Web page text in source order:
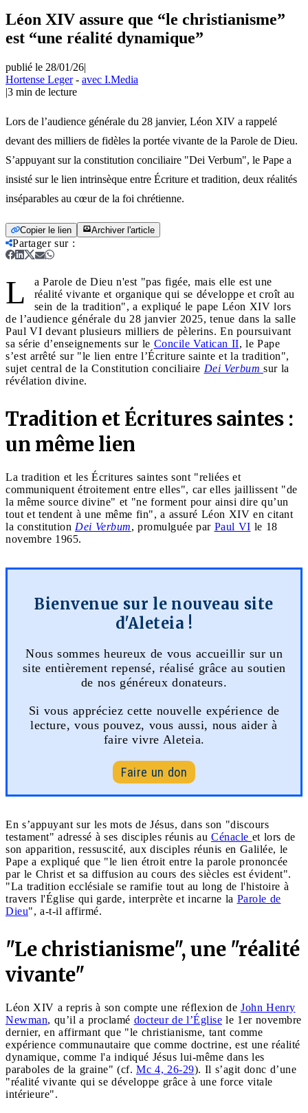
Léon XIV assure que “le christianisme”
est “une réalité dynamique”
publié le 28/01/26|
Hortense Leger- avec I.Media
|3 min de lecture
Lors de l’audience générale du 28 janvier, Léon XIV a rappelé
devant des milliers de fidèles la portée vivante de la Parole de Dieu.
S’appuyant sur la constitution conciliaire "Dei Verbum", le Pape a
insisté sur le lien intrinsèque entre Écriture et tradition, deux réalités
inséparables au cœur de la foi chrétienne.
Copier le lien Archiver l'article
Partager sur:
L
a Parole de Dieu n'est "pas figée, mais elle est une
réalité vivante et organique qui se développe et croît au
sein de la tradition", a expliqué le pape Léon XIV lors
de l’audience générale du 28 janvier 2025, tenue dans la salle
Paul VI devant plusieurs milliers de pèlerins. En poursuivant
sa série d’enseignements sur le Concile Vatican II, le Pape
s’est arrêté sur "le lien entre l’Écriture sainte et la tradition",
sujet central de la Constitution conciliaire Dei Verbum sur la
révélation divine.
Tradition et Écritures saintes :
un même lien
La tradition et les Écritures saintes sont "reliées et
communiquent étroitement entre elles", car elles jaillissent "de
la même source divine" et "ne forment pour ainsi dire qu’un
tout et tendent à une même fin", a assuré Léon XIV en citant
la constitution Dei Verbum, promulguée par Paul VI le 18
novembre 1965.
Bienvenue sur le nouveau site
d'Aleteia !
Nous sommes heureux de vous accueillir sur un
site entièrement repensé, réalisé grâce au soutien
de nos généreux donateurs.
Si vous appréciez cette nouvelle expérience de
lecture, vous pouvez, vous aussi, nous aider à
faire vivre Aleteia.
Faire un don
En s’appuyant sur les mots de Jésus, dans son "discours
testament" adressé à ses disciples réunis au Cénacle et lors de
son apparition, ressuscité, aux disciples réunis en Galilée, le
Pape a expliqué que "le lien étroit entre la parole prononcée
par le Christ et sa diffusion au cours des siècles est évident".
"La tradition ecclésiale se ramifie tout au long de l'histoire à
travers l'Église qui garde, interprète et incarne la Parole de
Dieu", a-t-il affirmé.
"Le christianisme", une "réalité
vivante"
Léon XIV a repris à son compte une réflexion de John Henry
Newman, qu’il a proclamé docteur de l’Église le 1er novembre
dernier, en affirmant que "le christianisme, tant comme
expérience communautaire que comme doctrine, est une réalité
dynamique, comme l'a indiqué Jésus lui-même dans les
paraboles de la graine" (cf. Mc 4, 26-29). Il s’agit donc d’une
"réalité vivante qui se développe grâce à une force vitale
intérieure".